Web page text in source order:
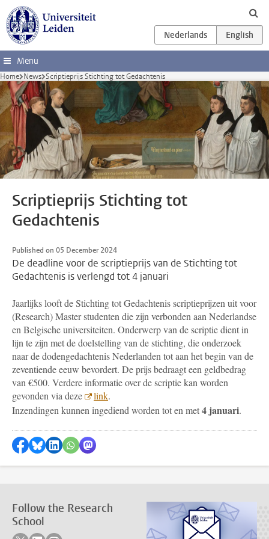
Skip to main content
Menu
Home News Scriptieprijs Stichting tot Gedachtenis
Scriptieprijs Stichting tot
Gedachtenis
Published on 05 December 2024
De deadline voor de scriptieprijs van de Stichting tot
Gedachtenis is verlengd tot 4 januari
Jaarlijks looft de Stichting tot Gedachtenis scriptieprijzen uit voor
(Research) Master studenten die zijn verbonden aan Nederlandse
en Belgische universiteiten. Onderwerp van de scriptie dient in
lijn te zijn met de doelstelling van de stichting, die onderzoek
naar de dodengedachtenis Nederlanden tot aan het begin van de
zeventiende eeuw bevordert. De prijs bedraagt een geldbedrag
van €500. Verdere informatie over de scriptie kan worden
gevonden via deze
link.
Inzendingen kunnen ingediend worden tot en met4 januari.
Share on Facebook
Share by Bluesky
Share on LinkedIn
???shareWhatsApp???
Share by Mastodon
Follow the Research
School